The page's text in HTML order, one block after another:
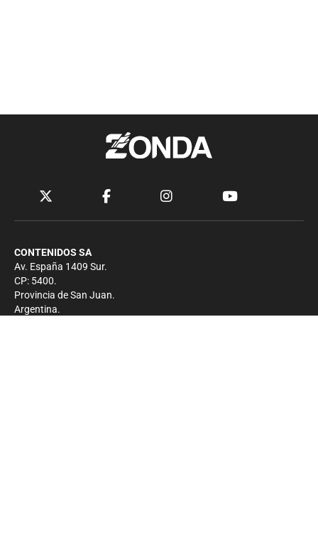
CONTENIDOS SA
Av. España 1409 Sur.
CP: 5400.
Provincia de San Juan.
Argentina.